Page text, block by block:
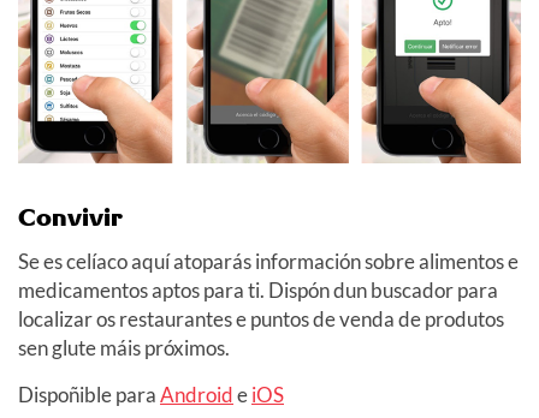
Convivir
Se es celíaco aquí atoparás información sobre alimentos e
medicamentos aptos para ti. Dispón dun buscador para
localizar os restaurantes e puntos de venda de produtos
sen glute máis próximos.
Dispoñible paraAndroideiOS